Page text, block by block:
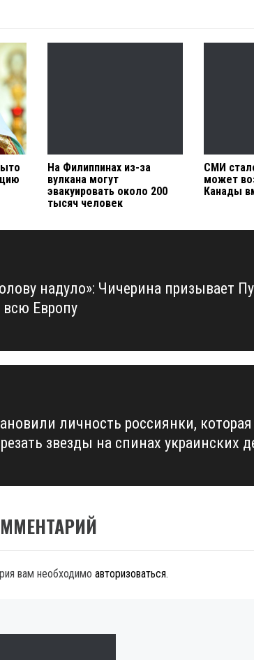
На Филиппинах из-за
вулкана могут
эвакуировать около 200
тысяч человек
СМИ
может
Канады
надуло»: Чичерина призывает
всю Европу
личность россиянки, которая
звезды на спинах украинских
вам необходимо авторизоваться.